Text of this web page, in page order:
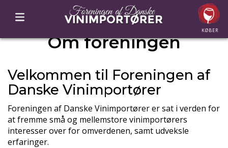
KØBER
Om foreningen
Velkommen til Foreningen af
Danske Vinimportører
Foreningen af Danske Vinimportører er sat i verden for
at fremme små og mellemstore vinimportørers
interesser over for omverdenen, samt udveksle
erfaringer.